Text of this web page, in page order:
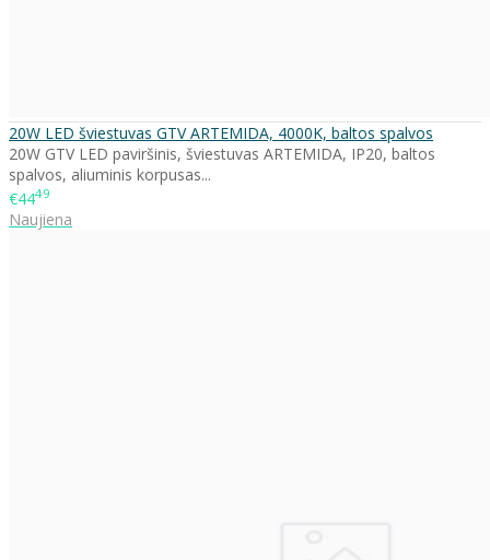
20W LED šviestuvas GTV ARTEMIDA, 4000K, baltos spalvos
20W GTV LED paviršinis, šviestuvas ARTEMIDA, IP20, baltos
spalvos, aliuminis korpusas...
€4449
Naujiena